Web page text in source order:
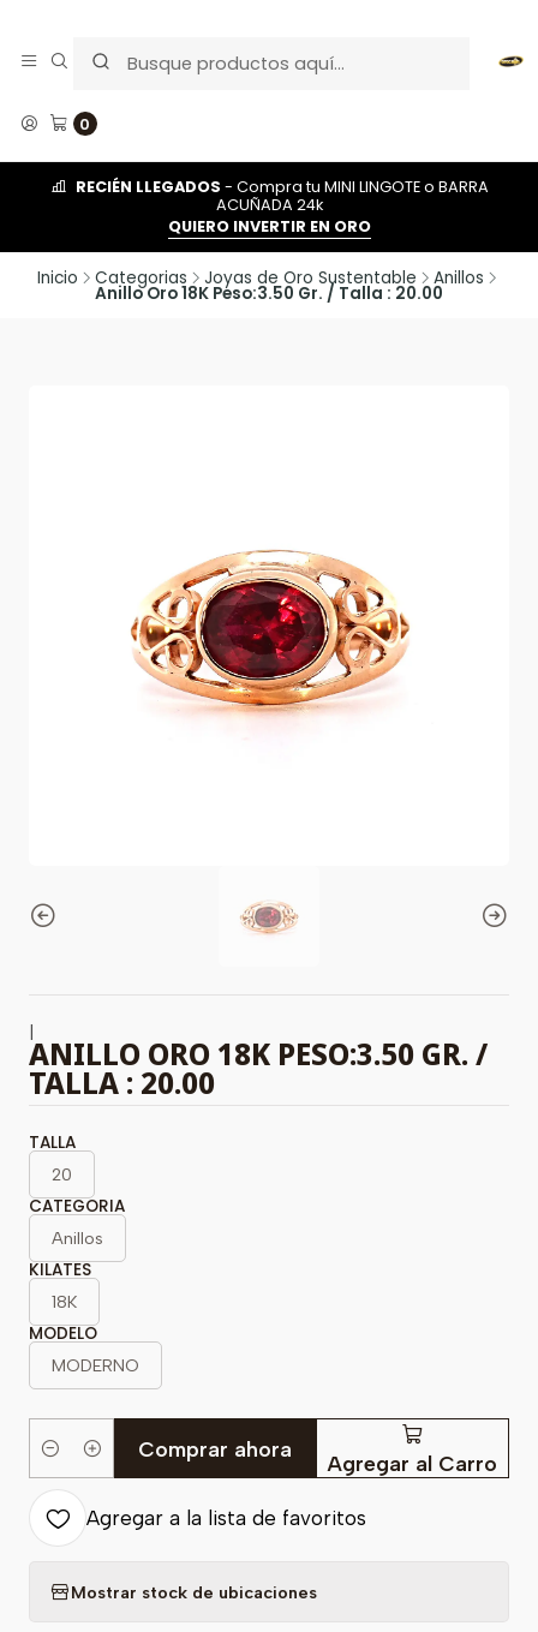
0
RECIÉN LLEGADOS - Compra tu MINI LINGOTE o BARRA
ACUÑADA 24k
QUIERO INVERTIR EN ORO
Inicio Categorias Joyas de Oro Sustentable Anillos
Anillo Oro 18K Peso:3.50 Gr. / Talla : 20.00
|
ANILLO ORO 18K PESO:3.50 GR. /
TALLA : 20.00
TALLA
20
CATEGORIA
Anillos
KILATES
18K
MODELO
MODERNO
Cantidad Agregar al Carro
Comprar ahora
Agregar a la lista de favoritos
Mostrar stock de ubicaciones